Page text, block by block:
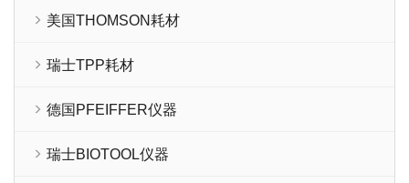
美国THOMSON耗材
瑞士TPP耗材
德国PFEIFFER仪器
瑞士BIOTOOL仪器